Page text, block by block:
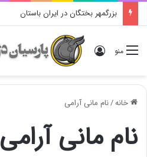
بزرگمهر بختگان در ایران باستان
منو ورود
خانه/نام مانی آرامی
نام مانی آرامی